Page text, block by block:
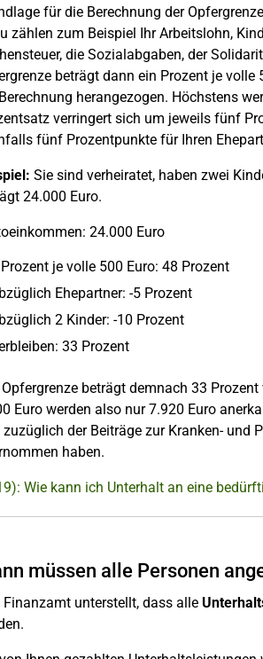
für die Berechnung der
zählen zum Beispiel Ihr Arbeitslohn,
die Sozialabgaben, der
beträgt dann ein Prozent je
herangezogen. Höchstens
verringert sich um jeweils fünf
fünf Prozentpunkte für Ihren
Sie sind verheiratet, haben zwei
24.000 Euro.
24.000 Euro
je volle 500 Euro: 48 Prozent
Ehepartner: -5 Prozent
2 Kinder: -10 Prozent
33 Prozent
Opfergrenze beträgt demnach 33
Euro werden also nur 7.920 Euro
der Beiträge zur Kranken- und
haben.
Wie kann ich Unterhalt an eine
müssen alle Personen
Finanzamt unterstellt, dass alle